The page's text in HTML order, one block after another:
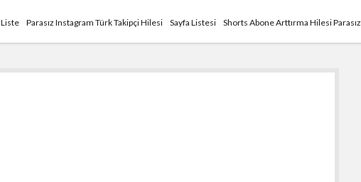
Liste Parasız Instagram Türk Takipçi Hilesi Sayfa Listesi Shorts Abone Arttırma Hilesi Parasız